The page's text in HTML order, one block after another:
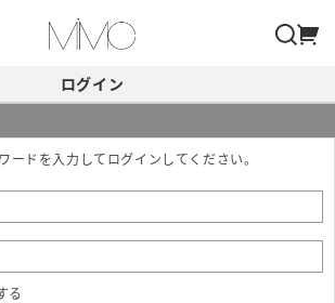
ログイン
ードを入力してログインしてください。
る